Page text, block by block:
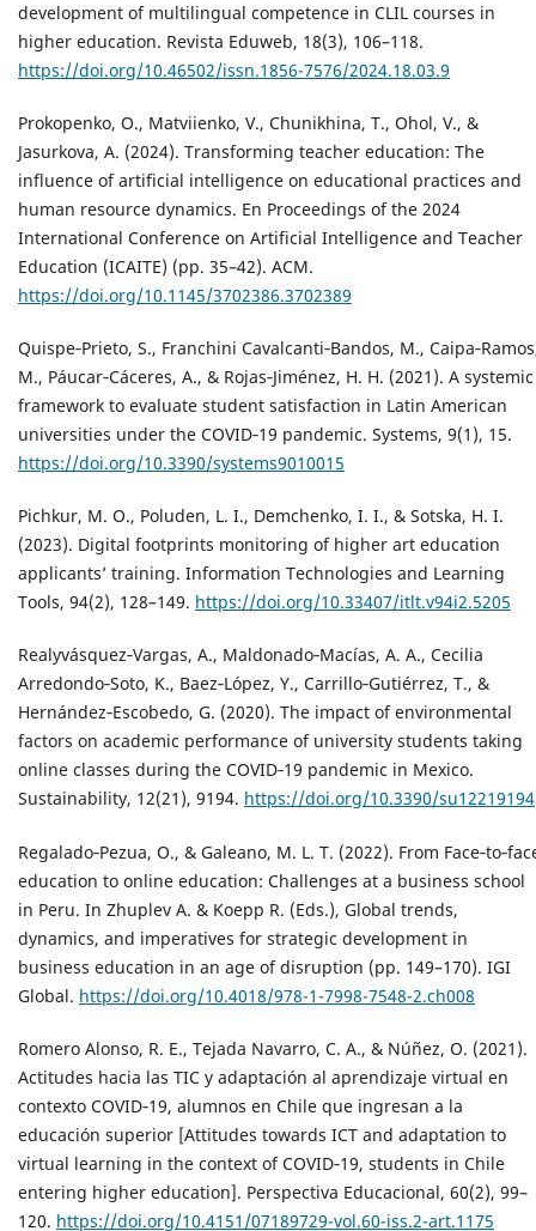
development of multilingual competence in CLIL courses in
higher education. Revista Eduweb, 18(3), 106–118.
https://doi.org/10.46502/issn.1856-7576/2024.18.03.9
Prokopenko, O., Matviienko, V., Chunikhina, T., Ohol, V., &
Jasurkova, A. (2024). Transforming teacher education: The
influence of artificial intelligence on educational practices and
human resource dynamics. En Proceedings of the 2024
International Conference on Artificial Intelligence and Teacher
Education (ICAITE) (pp. 35–42). ACM.
https://doi.org/10.1145/3702386.3702389
Quispe‐Prieto, S., Franchini Cavalcanti‐Bandos, M.,
M., Páucar‐Cáceres, A., & Rojas‐Jiménez, H. H. (2021). A systemic
framework to evaluate student satisfaction in Latin American
universities under the COVID‐19 pandemic. Systems, 9(1), 15.
https://doi.org/10.3390/systems9010015
Pichkur, M. O., Poluden, L. I., Demchenko, I. I., & Sotska, H. I.
(2023). Digital footprints monitoring of higher art education
applicants’ training. Information Technologies and Learning
Tools, 94(2), 128–149. https://doi.org/10.33407/itlt.v94i2.5205
Realyvásquez‐Vargas, A., Maldonado‐Macías, A. A., Cecilia
Arredondo‐Soto, K., Baez‐López, Y., Carrillo‐Gutiérrez, T., &
Hernández‐Escobedo, G. (2020). The impact of environmental
factors on academic performance of university students taking
online classes during the COVID‐19 pandemic in Mexico.
Sustainability, 12(21), 9194. https://doi.org/10.3390/su12219194
Regalado‐Pezua, O., & Galeano, M. L. T. (2022). From
education to online education: Challenges at a business school
in Peru. In Zhuplev A. & Koepp R. (Eds.), Global trends,
dynamics, and imperatives for strategic development in
business education in an age of disruption (pp. 149–170). IGI
Global. https://doi.org/10.4018/978-1-7998-7548-2.ch008
Romero Alonso, R. E., Tejada Navarro, C. A., & Núñez, O. (2021).
Actitudes hacia las TIC y adaptación al aprendizaje virtual en
contexto COVID‐19, alumnos en Chile que ingresan a la
educación superior [Attitudes towards ICT and adaptation to
virtual learning in the context of COVID‐19, students in Chile
entering higher education]. Perspectiva Educacional, 60(2), 99–
120. https://doi.org/10.4151/07189729-vol.60-iss.2-art.1175